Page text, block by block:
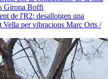
Girona Boffi
de l'R2: desallotgen una
Vella per vibracions Marc Orts /